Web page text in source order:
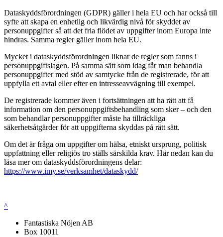
Dataskyddsförordningen (GDPR) gäller i hela EU och har också till
syfte att skapa en enhetlig och likvärdig nivå för skyddet av
personuppgifter så att det fria flödet av uppgifter inom Europa inte
hindras. Samma regler gäller inom hela EU.
Mycket i dataskyddsförordningen liknar de regler som fanns i
personuppgiftslagen. På samma sätt som idag får man behandla
personuppgifter med stöd av samtycke från de registrerade, för att
uppfylla ett avtal eller efter en intresseavvägning till exempel.
De registrerade kommer även i fortsättningen att ha rätt att få
information om den personuppgiftsbehandling som sker – och den
som behandlar personuppgifter måste ha tillräckliga
säkerhetsåtgärder för att uppgifterna skyddas på rätt sätt.
Om det är fråga om uppgifter om hälsa, etniskt ursprung, politisk
uppfattning eller religiös tro ställs särskilda krav. Här nedan kan du
läsa mer om dataskyddsförordningens delar:
https://www.imy.se/verksamhet/dataskydd/
^
Fantastiska Nöjen AB
Box 10011